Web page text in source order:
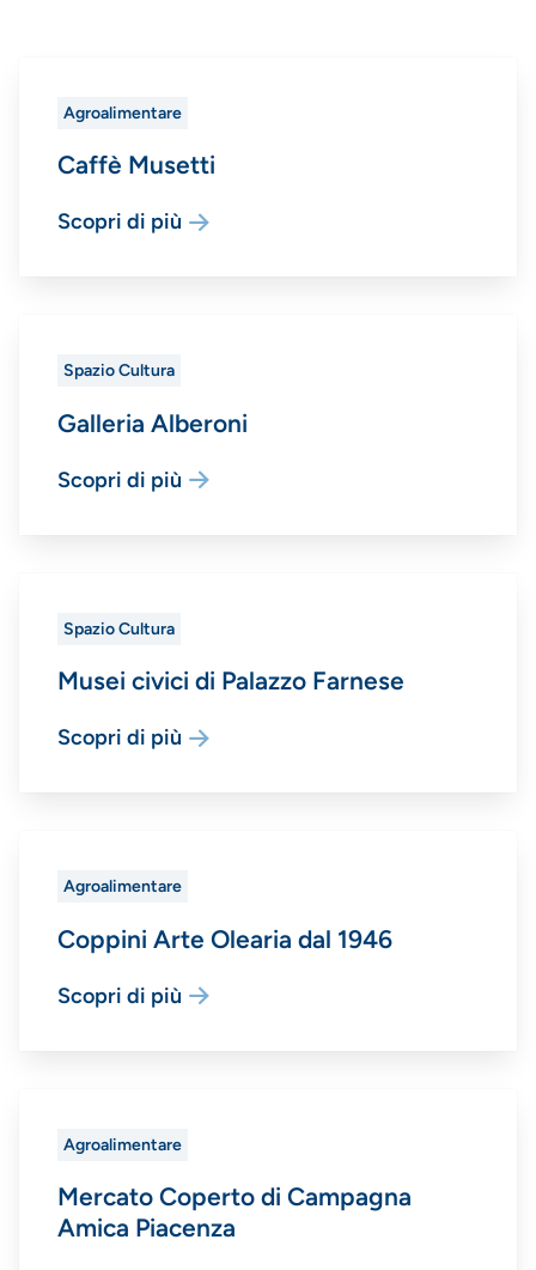
Agroalimentare
Caffè Musetti
Scopri di più
Spazio Cultura
Galleria Alberoni
Scopri di più
Spazio Cultura
Musei civici di Palazzo Farnese
Scopri di più
Agroalimentare
Coppini Arte Olearia dal 1946
Scopri di più
Agroalimentare
Mercato Coperto di Campagna
Amica Piacenza